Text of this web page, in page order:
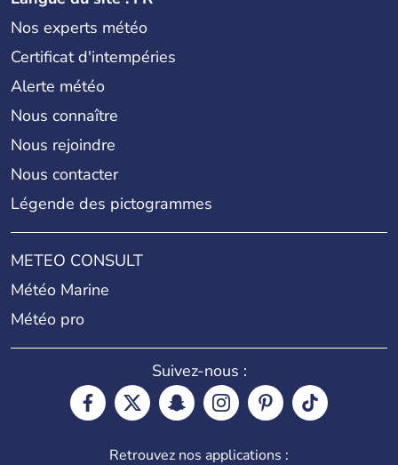
Nos experts météo
Certificat d'intempéries
Alerte météo
Nous connaître
Nous rejoindre
Nous contacter
Légende des pictogrammes
METEO CONSULT
Météo Marine
Météo pro
Suivez-nous :
Retrouvez nos applications :